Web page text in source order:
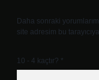
Daha sonraki
site adresim bu
10 - 4 kaçtır? *